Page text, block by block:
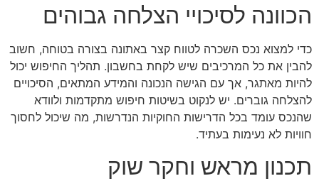
הכוונה לסיכויי הצלחה גבוהים
כדי למצוא נכס השכרה לטווח קצר באתונה בצורה בטוחה, חשוב
להבין את כל המרכיבים שיש לקחת בחשבון. תהליך החיפוש יכול
להיות מאתגר, אך עם הגישה הנכונה והמידע המתאים, הסיכויים
להצלחה גוברים. יש לנקוט בשיטות חיפוש מתקדמות ולוודא
שהנכס עומד בכל הדרישות החוקיות הנדרשות, מה שיכול לחסוך
חוויות לא נעימות בעתיד.
תכנון מראש וחקר שוק